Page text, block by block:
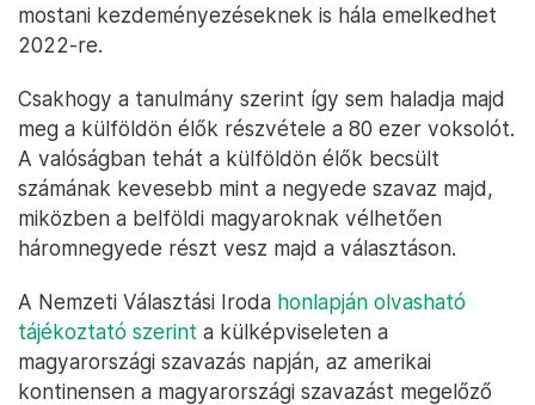
mostani kezdeményezéseknek is hála emelkedhet
2022-re.
Csakhogy a tanulmány szerint így sem haladja majd
meg a külföldön élők részvétele a 80 ezer voksolót.
A valóságban tehát a külföldön élők becsült
számának kevesebb mint a negyede szavaz majd,
miközben a belföldi magyaroknak vélhetően
háromnegyede részt vesz majd a választáson.
A Nemzeti Választási Iroda honlapján olvasható
tájékoztató szerint a külképviseleten a
magyarországi szavazás napján, az amerikai
kontinensen a magyarországi szavazást megelőző